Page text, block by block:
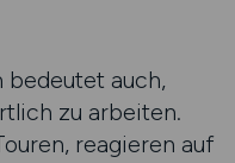
bedeutet auch,
zu arbeiten.
reagieren auf